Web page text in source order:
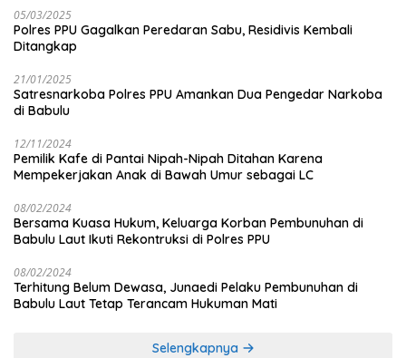
05/03/2025
Polres PPU Gagalkan Peredaran Sabu, Residivis Kembali
Ditangkap
21/01/2025
Satresnarkoba Polres PPU Amankan Dua Pengedar Narkoba
di Babulu
12/11/2024
Pemilik Kafe di Pantai Nipah-Nipah Ditahan Karena
Mempekerjakan Anak di Bawah Umur sebagai LC
08/02/2024
Bersama Kuasa Hukum, Keluarga Korban Pembunuhan di
Babulu Laut Ikuti Rekontruksi di Polres PPU
08/02/2024
Terhitung Belum Dewasa, Junaedi Pelaku Pembunuhan di
Babulu Laut Tetap Terancam Hukuman Mati
Selengkapnya